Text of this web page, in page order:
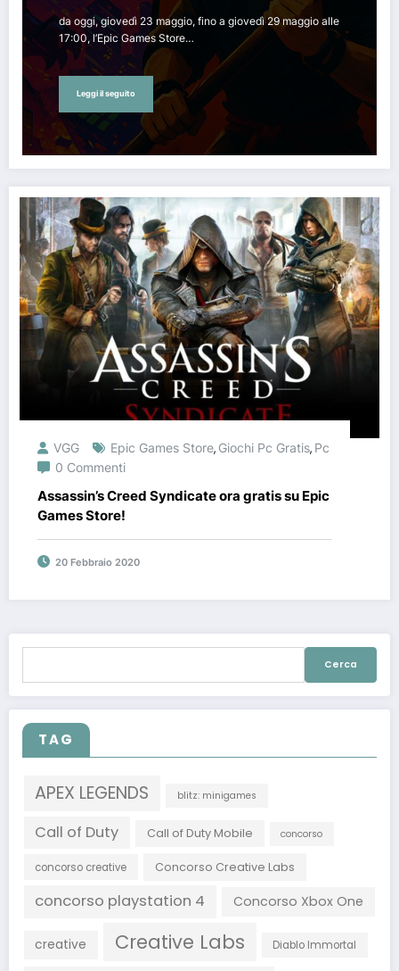
da oggi, giovedì 23 maggio, fino a giovedì 29 maggio alle
17:00, l’Epic Games Store…
Leggi il seguito
VGG Epic Games Store, Giochi Pc Gratis, Pc
0 Commenti
Assassin’s Creed Syndicate ora gratis su Epic
Games Store!
20 Febbraio 2020
TAG
APEX LEGENDS blitz: minigames
Call of Duty Call of Duty Mobile concorso
concorso creative Concorso Creative Labs
concorso playstation 4 Concorso Xbox One
creative Creative Labs Diablo Immortal